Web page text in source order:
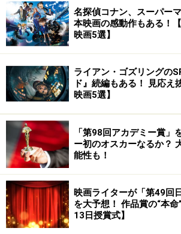
名探偵コナン、スーパー
本映画の感動作もある！
映画5選】
ライアン・ゴズリングの
ド』続編もある！ 見応え
映画5選】
「第98回アカデミー賞」
ー初のオスカーなるか？
能性も！
映画ライターが「第49回
を大予想！ 作品賞の“本
13日授賞式】